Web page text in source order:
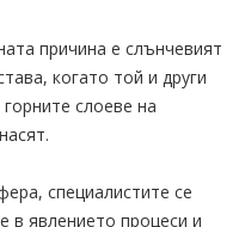
причина е слънчевият
когато той и други
слоеве на
специалистите се
в явлението процеси и